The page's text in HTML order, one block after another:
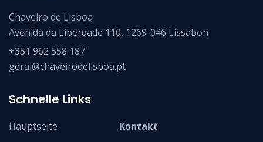
Chaveiro de Lisboa
Avenida da Liberdade 110, 1269-046 Lissabon
+351 962 558 187
geral@chaveirodelisboa.pt
Schnelle Links
Hauptseite
Kontakt